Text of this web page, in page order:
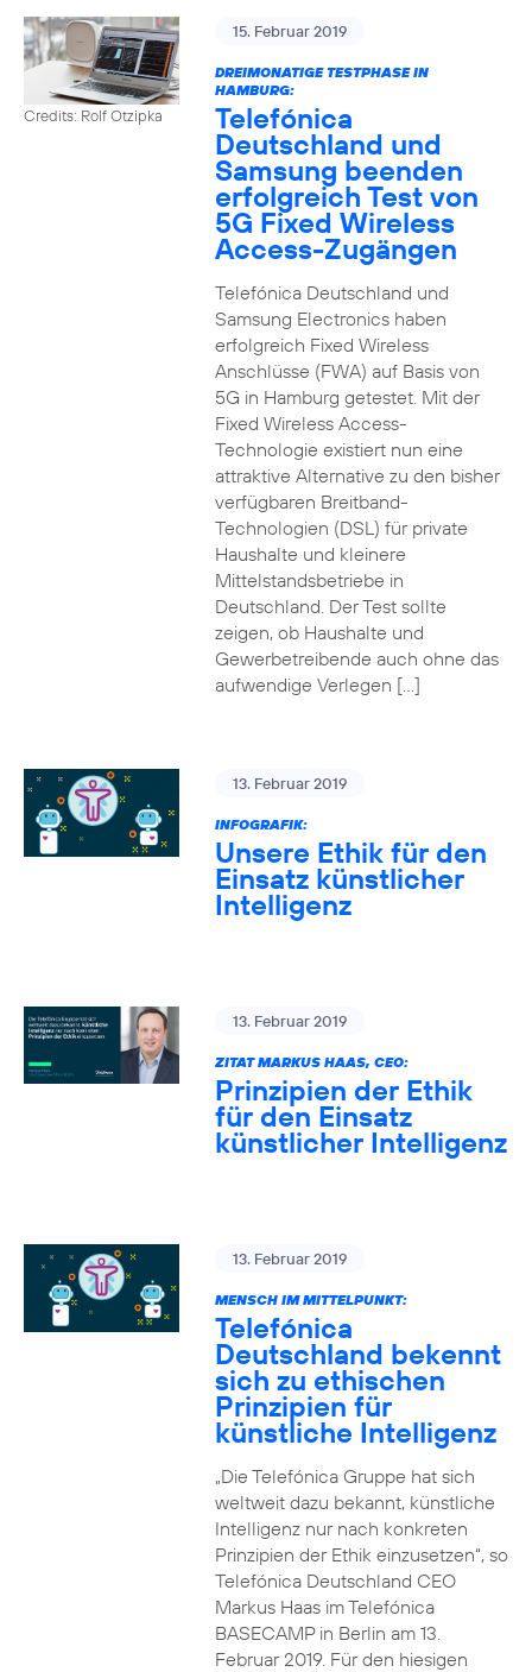
Credits: Rolf Otzipka
15. Februar 2019
DREIMONATIGE TESTPHASE IN
HAMBURG:
Telefónica
Deutschland und
Samsung beenden
erfolgreich Test von
5G Fixed Wireless
Access-Zugängen
Telefónica Deutschland und
Samsung Electronics haben
erfolgreich Fixed Wireless
Anschlüsse (FWA) auf Basis von
5G in Hamburg getestet. Mit der
Fixed Wireless Access-
Technologie existiert nun eine
attraktive Alternative zu den bisher
verfügbaren Breitband-
Technologien (DSL) für private
Haushalte und kleinere
Mittelstandsbetriebe in
Deutschland. Der Test sollte
zeigen, ob Haushalte und
Gewerbetreibende auch ohne das
aufwendige Verlegen […]
13. Februar 2019
INFOGRAFIK:
Unsere Ethik für den
Einsatz künstlicher
Intelligenz
13. Februar 2019
ZITAT MARKUS HAAS, CEO:
Prinzipien der Ethik
für den Einsatz
künstlicher Intelligenz
13. Februar 2019
MENSCH IM MITTELPUNKT:
Telefónica
Deutschland bekennt
sich zu ethischen
Prinzipien für
künstliche Intelligenz
„Die Telefónica Gruppe hat sich
weltweit dazu bekannt, künstliche
Intelligenz nur nach konkreten
Prinzipien der Ethik einzusetzen“, so
Telefónica Deutschland CEO
Markus Haas im Telefónica
BASECAMP in Berlin am 13.
Februar 2019. Für den hiesigen